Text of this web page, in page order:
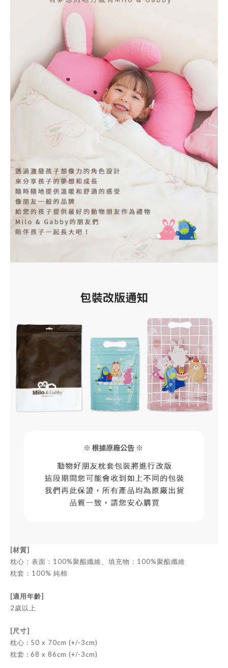
[材質]
枕心：表面：100%聚酯纖維、填充物：100%聚酯纖維
枕套：100% 純棉
[適用年齡]
2歲以上
[尺寸]
枕心 : 50 x 70cm (+/-3cm)
枕套 : 68 x 86cm (+/-3cm)